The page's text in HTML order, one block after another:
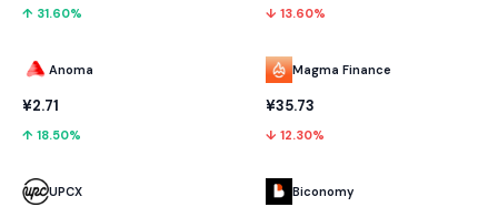
↑ 31.60%
Anoma
¥2.71
↑ 18.50%
UPCX
↓ 13.60%
Magma Finance
¥35.73
↓ 12.30%
Biconomy